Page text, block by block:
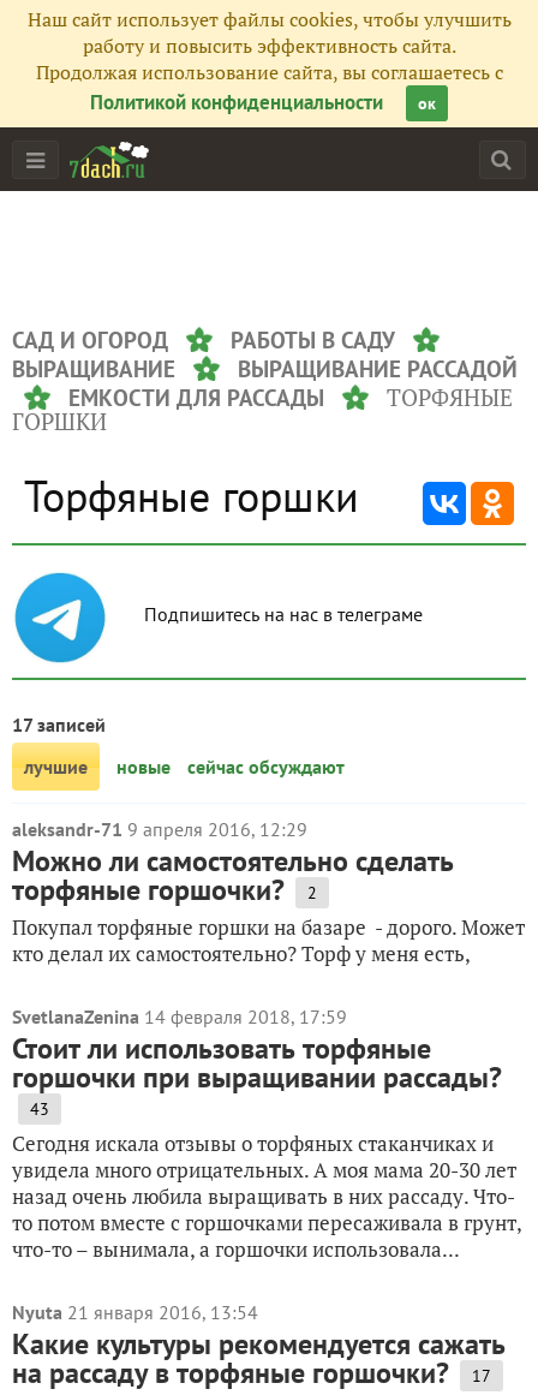
Наш сайт использует файлы cookies, чтобы улучшить
работу и повысить эффективность сайта.
Продолжая использование сайта, вы соглашаетесь с
Политикой конфиденциальности
ок
САД И ОГОРОД
РАБОТЫ В САДУ
ВЫРАЩИВАНИЕ
ВЫРАЩИВАНИЕ РАССАДОЙ
ЕМКОСТИ ДЛЯ РАССАДЫ
ТОРФЯНЫЕ
ГОРШКИ
Торфяные горшки
Подпишитесь на нас в телеграме
17 записей
лучшие
новые сейчас обсуждают
aleksandr-71 9 апреля 2016, 12:29
Можно ли самостоятельно сделать
торфяные горшочки? 2
Покупал торфяные горшки на базаре - дорого. Может
кто делал их самостоятельно? Торф у меня есть,
SvetlanaZenina 14 февраля 2018, 17:59
Стоит ли использовать торфяные
горшочки при выращивании рассады?
43
Сегодня искала отзывы о торфяных стаканчиках и
увидела много отрицательных. А моя мама 20-30 лет
назад очень любила выращивать в них рассаду. Что-
то потом вместе с горшочками пересаживала в грунт,
что-то – вынимала, а горшочки использовала...
Nyuta 21 января 2016, 13:54
Какие культуры рекомендуется сажать
на рассаду в торфяные горшочки? 17